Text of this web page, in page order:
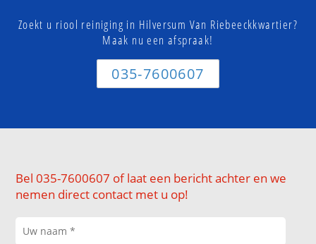
Zoekt u riool reiniging in Hilversum Van Riebeeckkwartier?
Maak nu een afspraak!
035-7600607
Bel 035-7600607 of laat een bericht achter en we
nemen direct contact met u op!